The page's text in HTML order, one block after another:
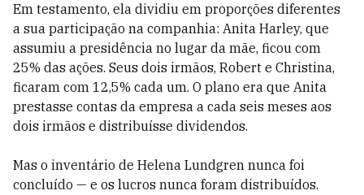
Em testamento, ela dividiu em proporções diferentes
a sua participação na companhia: Anita Harley, que
assumiu a presidência no lugar da mãe, ficou com
25% das ações. Seus dois irmãos, Robert e Christina,
ficaram com 12,5% cada um. O plano era que Anita
prestasse contas da empresa a cada seis meses aos
dois irmãos e distribuísse dividendos.
Mas o inventário de Helena Lundgren nunca foi
concluído — e os lucros nunca foram distribuídos.